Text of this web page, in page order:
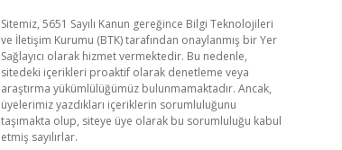
Sitemiz, 5651 Sayılı Kanun gereğince Bilgi Teknolojileri
ve İletişim Kurumu (BTK) tarafından onaylanmış bir Yer
Sağlayıcı olarak hizmet vermektedir. Bu nedenle,
sitedeki içerikleri proaktif olarak denetleme veya
araştırma yükümlülüğümüz bulunmamaktadır. Ancak,
üyelerimiz yazdıkları içeriklerin sorumluluğunu
taşımakta olup, siteye üye olarak bu sorumluluğu kabul
etmiş sayılırlar.